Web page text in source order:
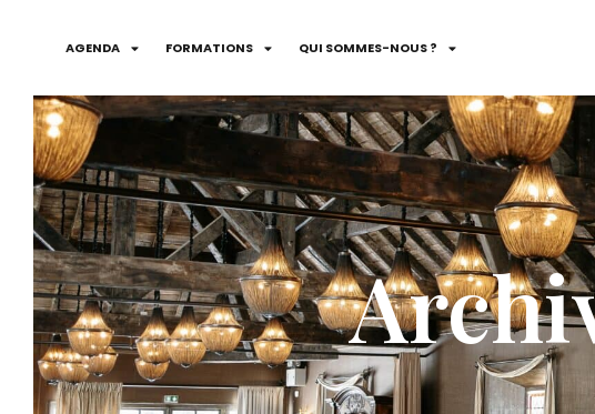
AGENDA FORMATIONS QUI SOMMES-NOUS ?